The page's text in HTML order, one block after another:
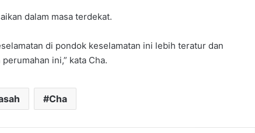
dalam masa terdekat.
di pondok keselamatan ini lebih teratur dan
ini,” kata Cha.
Cha